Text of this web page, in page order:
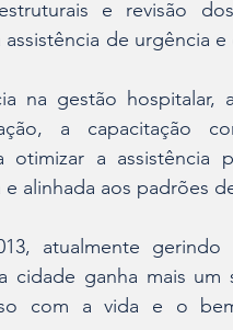
e revisão
de urgência e
na gestão hospitalar,
a capacitação
a assistência
alinhada aos padrões
atualmente
ganha mais um
com a vida e o